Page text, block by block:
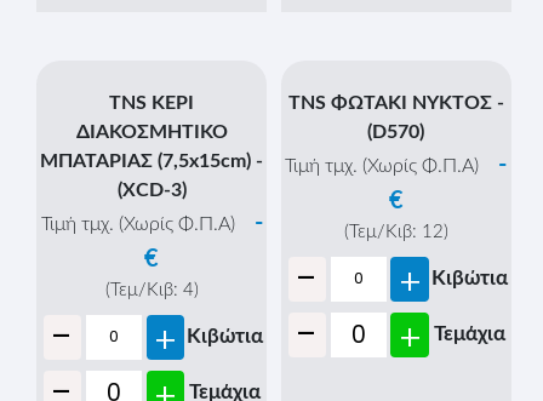
TNS ΚΕΡΙ
ΔΙΑΚΟΣΜΗΤΙΚΟ
ΜΠΑΤΑΡΙΑΣ (7,5x15cm) -
(XCD-3)
Τιμή τμχ. (Χωρίς Φ.Π.Α)
-
€
(Τεμ/Κιβ: 4)
- + Κιβώτια
Τεμάχια
TNS ΦΩΤΑΚΙ ΝΥΚΤΟΣ -
(D570)
Τιμή τμχ. (Χωρίς Φ.Π.Α)
-
€
(Τεμ/Κιβ: 12)
- + Κιβώτια
- + Τεμάχια